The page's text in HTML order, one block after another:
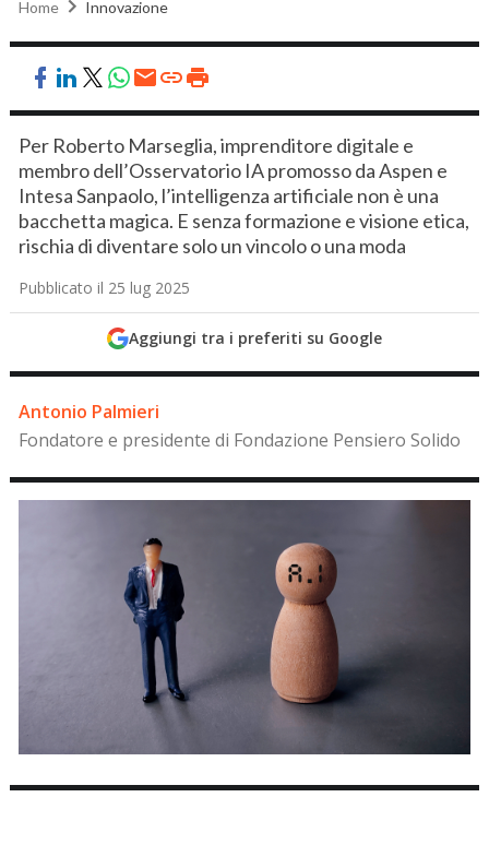
Home Innovazione
Per Roberto Marseglia, imprenditore digitale e
membro dell’Osservatorio IA promosso da Aspen e
Intesa Sanpaolo, l’intelligenza artificiale non è una
bacchetta magica. E senza formazione e visione etica,
rischia di diventare solo un vincolo o una moda
Pubblicato il 25 lug 2025
Aggiungi tra i preferiti su Google
Antonio Palmieri
Fondatore e presidente di Fondazione Pensiero Solido